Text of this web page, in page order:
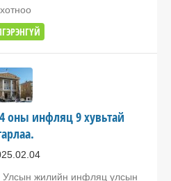
хотноо
оны инфляц 9 хувьтай
Улсын жилийн инфляц улсын